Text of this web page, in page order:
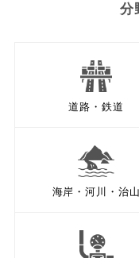
分
道路・鉄道
海岸・河川・治山